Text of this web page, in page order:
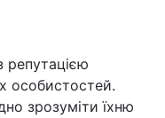
репутацією
особистостей.
зрозуміти їхню